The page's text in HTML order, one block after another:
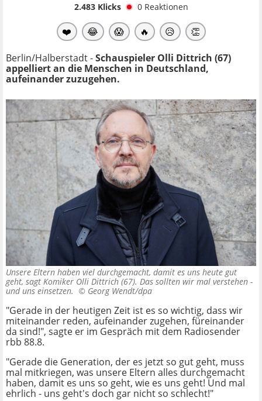
2.483Klicks 0 Reaktionen
❤️ 😂 😱 🔥 😥 👏
Berlin/Halberstadt -Schauspieler Olli Dittrich (67)
appelliert an die Menschen in Deutschland,
aufeinander zuzugehen.
Unsere Eltern haben viel durchgemacht, damit es uns heute gut
geht, sagt Komiker Olli Dittrich (67). Das sollten wir mal verstehen -
und uns einsetzen. © Georg Wendt/dpa
"Gerade in der heutigen Zeit ist es so wichtig, dass wir
miteinander reden, aufeinander zugehen, füreinander
da sind!", sagte er im Gespräch mit dem Radiosender
rbb 88.8.
"Gerade die Generation, der es jetzt so gut geht, muss
mal mitkriegen, was unsere Eltern alles durchgemacht
haben, damit es uns so geht, wie es uns geht! Und mal
ehrlich - uns geht's doch gar nicht so schlecht!"